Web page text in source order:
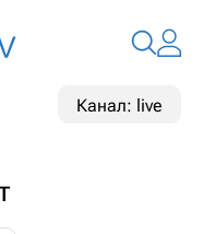
Канал: live